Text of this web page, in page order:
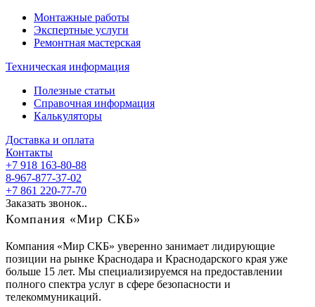
Монтажные работы
Экспертные услуги
Ремонтная мастерская
Техническая информация
Полезные статьи
Справочная информация
Калькуляторы
Доставка и оплата
Контакты
+7 918 163-80-88
8-967-877-37-02
+7 861 220-77-70
Заказать звонок..
Компания «Мир СКБ»
Компания «Мир СКБ» уверенно занимает лидирующие
позиции на рынке Краснодара и Краснодарского края уже
больше 15 лет. Мы специализируемся на предоставлении
полного спектра услуг в сфере безопасности и
телекоммуникаций.